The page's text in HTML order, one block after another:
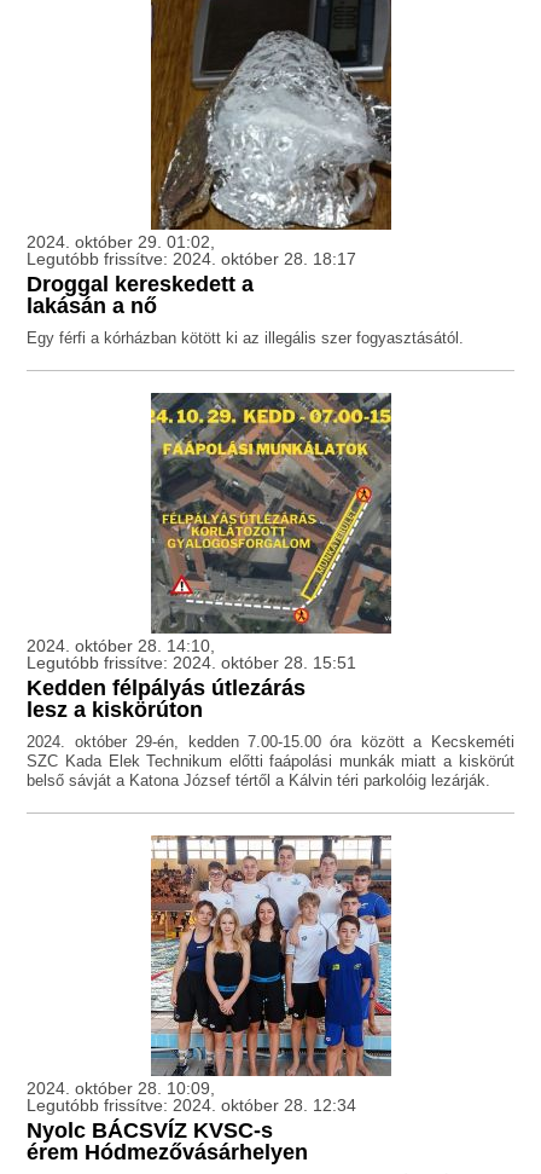
2024. október 29. 01:02,
Legutóbb frissítve: 2024. október 28. 18:17
Droggal kereskedett a
lakásán a nő
Egy férfi a kórházban kötött ki az illegális szer fogyasztásától.
2024. október 28. 14:10,
Legutóbb frissítve: 2024. október 28. 15:51
Kedden félpályás útlezárás
lesz a kiskörúton
2024. október 29-én, kedden 7.00-15.00 óra között a Kecskeméti
SZC Kada Elek Technikum előtti faápolási munkák miatt a kiskörút
belső sávját a Katona József tértől a Kálvin téri parkolóig lezárják.
2024. október 28. 10:09,
Legutóbb frissítve: 2024. október 28. 12:34
Nyolc BÁCSVÍZ KVSC-s
érem Hódmezővásárhelyen